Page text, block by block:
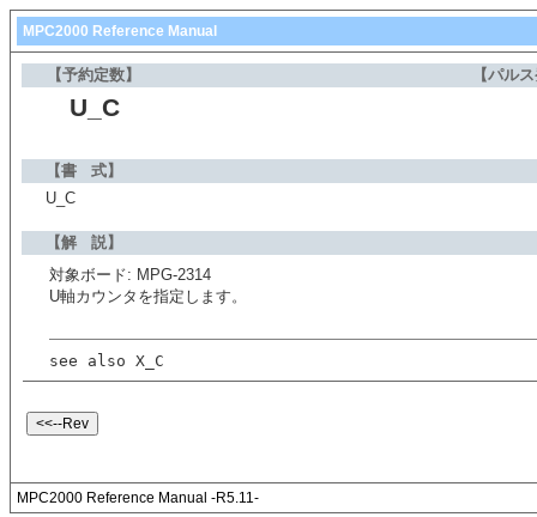
MPC2000 Reference Manual
【予約定数】 【パル
U_C
【書 式】
U_C
【解 説】
対象ボード: MPG-2314
U軸カウンタを指定します。
see also X_C
MPC2000 Reference Manual -R5.11-